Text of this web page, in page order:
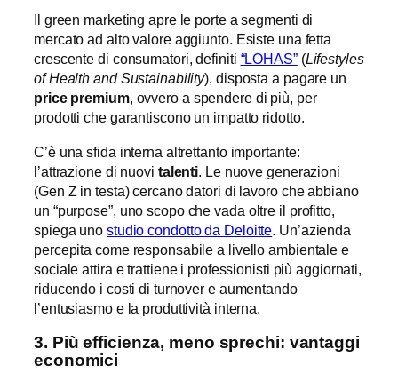
Il green marketing apre le porte a segmenti di
mercato ad alto valore aggiunto. Esiste una fetta
crescente di consumatori, definiti “LOHAS”(Lifestyles
of Health and Sustainability), disposta a pagare un
price premium, ovvero a spendere di più, per
prodotti che garantiscono un impatto ridotto.
C’è una sfida interna altrettanto importante:
l’attrazione di nuovi talenti. Le nuove generazioni
(Gen Z in testa) cercano datori di lavoro che abbiano
un “purpose”, uno scopo che vada oltre il profitto,
spiega uno studio condotto da Deloitte. Un’azienda
percepita come responsabile a livello ambientale e
sociale attira e trattiene i professionisti più aggiornati,
riducendo i costi di turnover e aumentando
l’entusiasmo e la produttività interna.
3. Più efficienza, meno sprechi: vantaggi
economici